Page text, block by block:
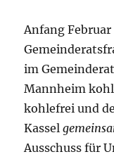
Anfang
im
Mannheim
kohlefrei und
Kassel
Ausschuss für